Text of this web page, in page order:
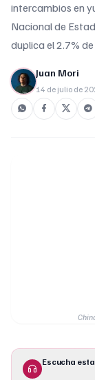
intercambios en
Nacional de
duplica el 2.7%
Juan Mori
14 de julio de
Escucha